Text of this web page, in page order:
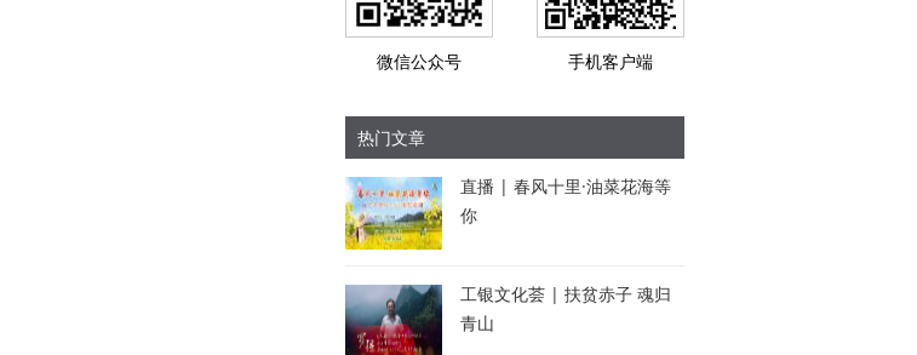
微信公众号 手机客户端
热门文章
直播 | 春风十里·油菜花海等
你
工银文化荟 | 扶贫赤子 魂归
青山